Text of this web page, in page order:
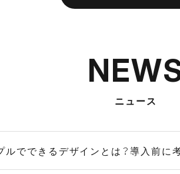
ニュース
ルでできるデザインとは？導入前に